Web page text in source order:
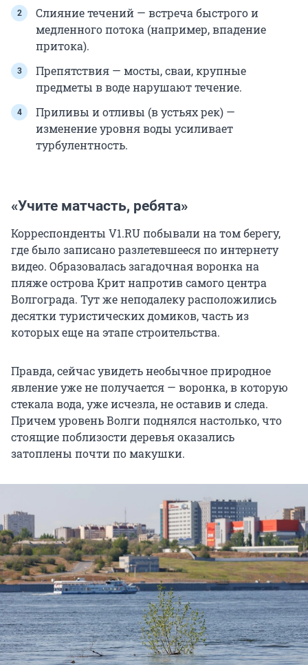
Слияние течений — встреча быстрого и
медленного потока (например, впадение
притока).
Препятствия — мосты, сваи, крупные
предметы в воде нарушают течение.
Приливы и отливы (в устьях рек) —
изменение уровня воды усиливает
турбулентность.
«Учите матчасть, ребята»
Корреспонденты V1.RU побывали на том берегу,
где было записано разлетевшееся по интернету
видео. Образовалась загадочная воронка на
пляже острова Крит напротив самого центра
Волгограда. Тут же неподалеку расположились
десятки туристических домиков, часть из
которых еще на этапе строительства.
Правда, сейчас увидеть необычное природное
явление уже не получается — воронка, в которую
стекала вода, уже исчезла, не оставив и следа.
Причем уровень Волги поднялся настолько, что
стоящие поблизости деревья оказались
затоплены почти по макушки.